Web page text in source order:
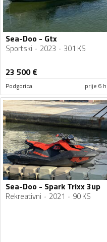
Sea-Doo - Gtx
Sportski 2023 301 KS
23 500€
Podgorica prije 6 h
Sea-Doo - Spark Trixx 3up
Rekreativni 2021 90 KS